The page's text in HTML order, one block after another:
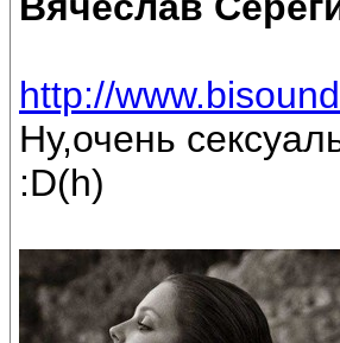
http://
Ну,очень
:D(h)